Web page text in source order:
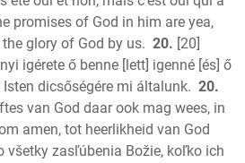
promises of God in him are yea,
glory of God by us. 20. [20]
igérete ő benne [lett] igenné [és] ő
dicsőségére mi általunk. 20.
van God daar ook mag wees, in
amen, tot heerlikheid van God
všetky zasľúbenia Božie, koľko ich